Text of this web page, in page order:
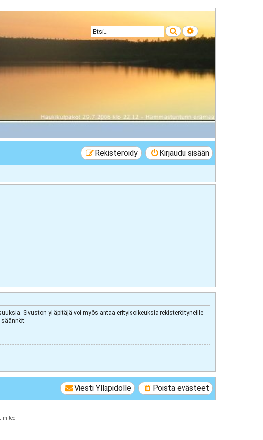
Etsi Tarkennettu haku
Kirjaudu sisään
Rekisteröidy
Sivuston ylläpitäjä voi myös antaa erityisoikeuksia rekisteröityneille
Poista evästeet
Viesti Ylläpidolle